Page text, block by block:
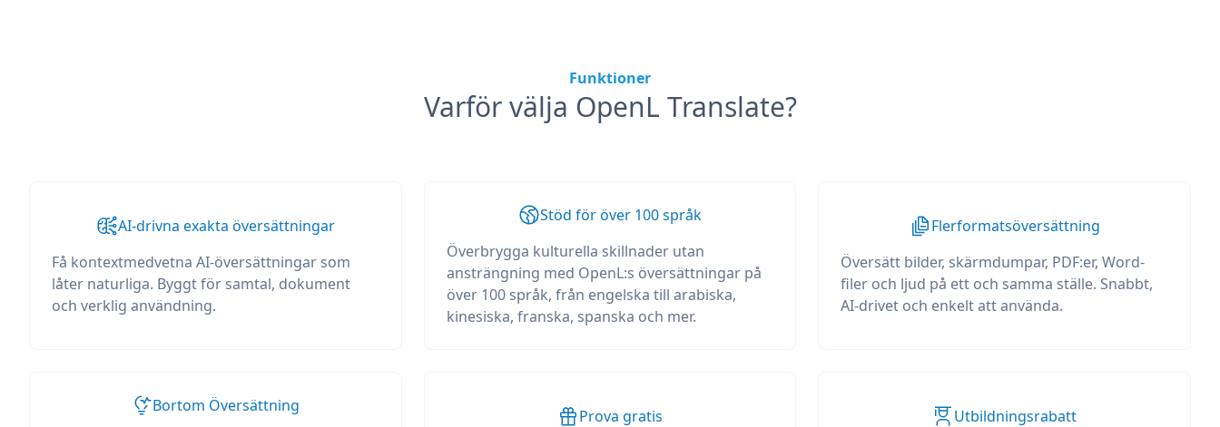
Funktioner
Varför välja OpenL Translate?
AI-drivna exakta översättningar
Få kontextmedvetna AI-översättningar som
låter naturliga. Byggt för samtal, dokument
och verklig användning.
Stöd för över 100 språk
Överbrygga kulturella skillnader utan
ansträngning med OpenL:s översättningar på
över 100 språk, från engelska till arabiska,
kinesiska, franska, spanska och mer.
Flerformatsöversättning
Översätt bilder, skärmdumpar, PDF:er, Word-
filer och ljud på ett och samma ställe. Snabbt,
AI-drivet och enkelt att använda.
Bortom Översättning
Prova gratis
Utbildningsrabatt